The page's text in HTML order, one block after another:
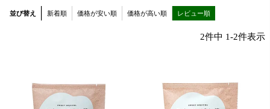
並び替え 新着順 価格が安い順 価格が高い順 レビュー順
2件中 1-2件表示